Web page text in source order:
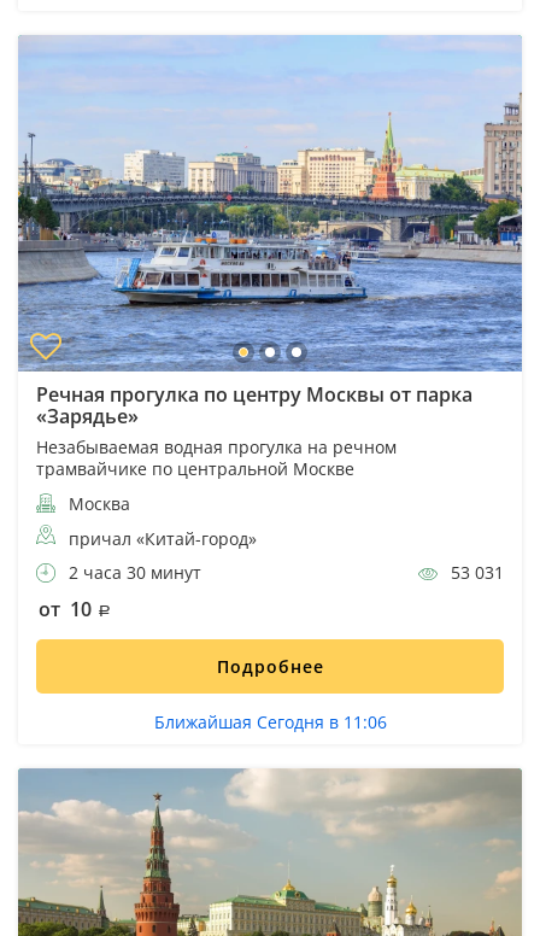
Речная прогулка по центру Москвы от парка
«Зарядье»
Незабываемая водная прогулка на речном
трамвайчике по центральной Москве
Москва
причал «Китай-город»
2 часа 30 минут
53 031
от 10
Подробнее
Ближайшая Сегодня в 11:06